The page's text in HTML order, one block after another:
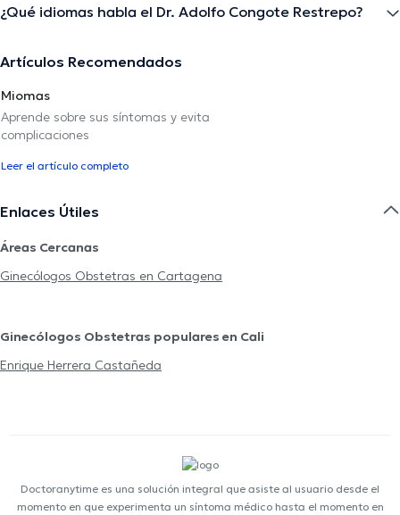
¿Qué idiomas habla el Dr. Adolfo Congote Restrepo?
Artículos Recomendados
Miomas
Aprende sobre sus síntomas y evita
complicaciones
Leer el artículo completo
Enlaces Útiles
Áreas Cercanas
Ginecólogos Obstetras en Cartagena
Ginecólogos Obstetras populares en Cali
Enrique Herrera Castañeda
Doctoranytime es una solución integral que asiste al usuario desde el
momento en que experimenta un síntoma médico hasta el momento en